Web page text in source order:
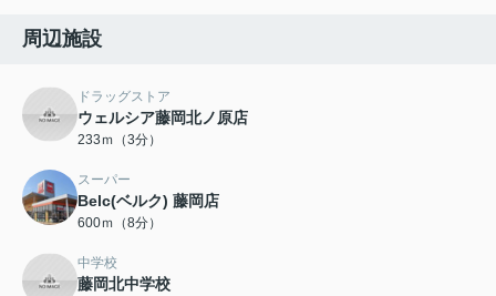
周辺施設
ドラッグストア
ウェルシア藤岡北ノ原店
233ｍ（3分）
スーパー
Belc(ベルク) 藤岡店
600ｍ（8分）
中学校
藤岡北中学校